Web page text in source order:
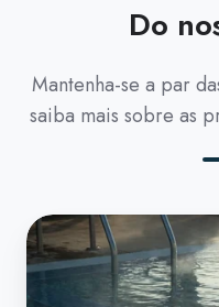
Do
Mantenha-se a par
saiba mais sobre as
How
to
Heat